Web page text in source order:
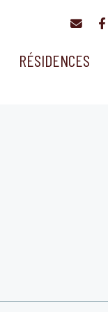
RÉSIDENCES